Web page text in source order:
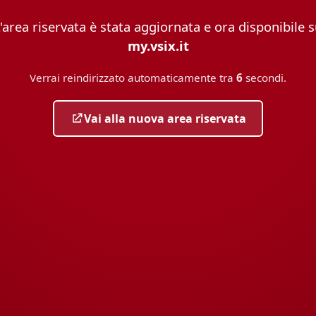
riservata è stata aggiornata e ora disponibile
my.vsix.it
Verrai reindirizzato automaticamente tra 6 secondi.
Vai alla nuova area riservata